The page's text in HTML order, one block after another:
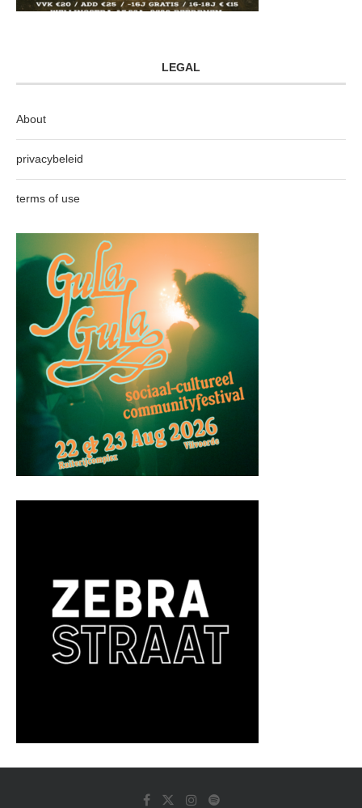
LEGAL
About
privacybeleid
terms of use